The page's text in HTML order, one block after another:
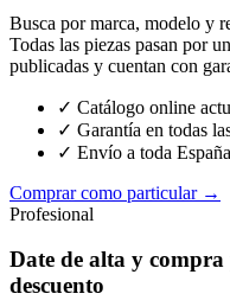
Busca por marca, modelo y
Todas las piezas pasan por
publicadas y cuentan con
✓ Catálogo online
✓ Garantía en todas
✓ Envío a toda España
Comprar como particular →
Profesional
Date de alta y compra
descuento